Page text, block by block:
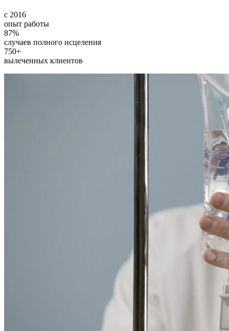
с 2016
опыт работы
87%
случаев полного исцеления
750+
вылеченных клиентов